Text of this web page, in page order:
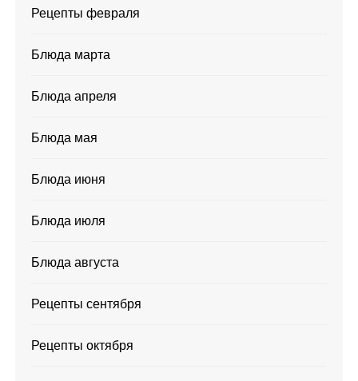
Рецепты февраля
Блюда марта
Блюда апреля
Блюда мая
Блюда июня
Блюда июля
Блюда августа
Рецепты сентября
Рецепты октября